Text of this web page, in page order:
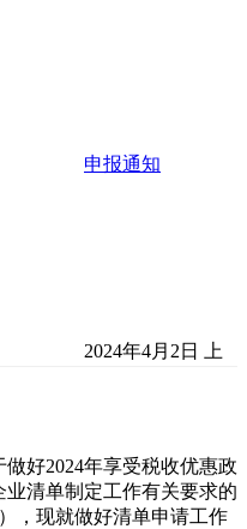
申报通知
2024年4月2日 上
好2024年享受税收优惠政
清单制定工作有关要求的
，现就做好清单申请工作